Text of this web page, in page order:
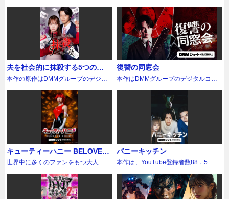
い生き方を見つけていく茉莉子をリ
アルに演じている。 身体の関係から
始まるも、2人の間に流れる空気感に
居心地の良さを感じていく茉莉子。
しかし深く傷つけられた過去の恋愛
経験から前に進むことに臆病になっ
てしまったり、キャリアアップとの
両立に悩んだり…さまざまな経験を
してきたからこそ、あらゆる局面で
か、自分が本当に望んでいるものは
何なのか。35歳のヒロインが見つけ
出した愛の形とは…？
なみ。様々な男女に翻弄される一人
の女性の哀しき転落劇を、ぜひ
「DMM TV」のイッキ見でお楽しみ
ください。
揃って登場。中学校の同級生である
彼らは、「大喧嘩の最中に美輪明宏
を目撃したことで仲直りした幼馴染
おじさんコンビ」でもあるという。
長年連れ添った2人だからこそ醸し出
せる、唯一無二の爆笑の掛け合いは
いうちからグループ内でおじいちゃ
ん扱いされてきたアイドルおじさ
ん」こと中丸雄一（42）。井ノ原の
おじさん化」について独自の持論を
物申す。もう一人のゲストは、「機
材トラブルさえも味方につけるゲー
ム実況界の天才おじさん芸人」こと
狩野英孝（44）。激動の芸能界サバ
イバルから最新のSNS事情にいたる
まで、おじさんの心の叫びを吠えま
くる！ 第4回目のゲストは、スポー
ツ界からレジェンドとして元サッカ
戦。「ブロック塀を蹴って骨折した
事がある」という破天荒なおじさん
エピソードを持つ彼が、離婚後も同
ピンキー・レイナの「大切な人を振
り向かせるピンキー流会話術」とい
う無料講座を受講したことがきっか
けで、レイナ信者の一人となり、今
回のラブスポット巡るカップル限定
バスツアーで博との関係改善を目論
んでいたさつき。バスツアー中、そ
んなさつきのとんでもない秘密も明
らかになり、さらにカオスな状態
に…!? 名バイプレーヤーとして、テ
レビや映画、舞台などで幅広く活躍
中の和田正人と、グラビア界のレジ
ェンドで、タレント、女優としても
注目されている岸明日香が前作から
引き続き、本作でも不倫カップルを
熱演。さらに本作では妻役として、
人気ファッションモデルであり、女
優としても活躍している松井愛莉が
新たに参戦。少し天然な一面がある
も、なんとか夫との関係を改善した
援したくなってしまう。 逃げ場のな
いバスで、愛人と妻に挟まれ、絶体
絶命の博、ピンキー・レイナを引退
自身を見てくれる優しい上司の犬飼
（宮澤佑）に密かに想いを寄せてい
た。ある夜の飲み会で、恋がかなう
という怪しいおもちゃ“恋の魔法チャ
ーム”をもらった渚は帰りのタクシー
で犬飼と話しているうち、間違って
おもちゃのボタンを押してしま
う！ すると次の瞬間、犬飼から突
然のキスと甘い告白を受けて…！
おもちゃのおまじない（!?）にかか
ってしまったせいだと勘違いした渚
はかたくなに犬飼のアプローチを避
けるけれど、犬飼のほうは焦れった
さが限界に達していき、日ごとに甘
く激しい溺愛に変わっていく。 完璧
でクールな上司、犬飼を演じるのは
スーパー戦隊シリーズ『爆上戦隊ブ
ンブンジャー』でブンバイオレット
を演じるなど、ドラマや舞台で活躍
する俳優、宮澤佑。本作がドラマ初
主演となる宮澤は「クールな彼の奥
にある熱や独占欲を意識し、リスペ
クトと覚悟を持って向き合いまし
た。」と話し、抑え込んでいた想い
桃月なしこ。ともに地上波連続ドラ
マ初主演でW主演を務める。 出版社
で働くことを夢見て「フランス出
版」に転職することを決意した大泉
ましろ（桃月なしこ）。配属された
のは、まさかの「官能小説編集
部」。恐る恐る扉を開けてみると、
編集長の玉川丈治(徳井義実)ら編集部
のメンバーが「隣人」を題材にした
新刊のタイトルについて激論を交わ
していた。異様な光景にましろは愕
然とする。会議で飛び交う卑猥なワ
ード…、淫らなイラストへの探
求…、デジタルエロがあふれる時代
に、あえて「活字」でエロを発信す
る意義とは何なのか…？ 戸惑うま
しろだが、一癖も二癖もある上司や
作家たちと関わる中で、官能小説編
集者のやりがいを見出し、エロの世
界のプロフェッショナルへと成長し
ていく──。
ンプラ 相方が親友で時どき恋人」
（原作：河飯じろう）をショートド
ラマ化。友達であり、相方であり、
そして恋人でもある複雑な関係の2人
の感情を繊細に描き、BLコミックフ
ァンからも熱い支持を得ている人気
作だ。 お笑いコンビ・センチュリー
プラント（センプラ）の佑太郎は、
一年前からプライベートでまったく
井との関係に悩んでいた。そんな
中、番組の企画でコンビ愛を確かめ
るための解散ドッキリを仕掛けるこ
とに。カメラが仕掛けてある楽屋で
佑太郎が解散を切り出すと、突然泣
き始める武井。ドッキリ後に佑太郎
が問いただすと、武井は突然「俺は
お前の事好きなんだ」と告白。自分
の気持ちを抑えるため、佑太郎のこ
とが嫌いな自分を演じようともがい
ていたのだった。恋心を知られた以
上、解散するしかないと訴える武井
を佑太郎は寝室に導き、「この部屋
「OVAL SISTEM」をモチーフに、誕
生へと至るまでの軌跡を描いたショ
ートドラマ。2025年4月に楽曲
『SNSって』でデビューを果たした
彼女たちの背景にある葛藤や衝動、
夢へと突き進む原動力を、縦型ショ
ートドラマならではのスピード感と
没入感で映し出す。 小室哲哉は総合
プロデュースおよび楽曲提供に加
あり、本作がショートドラマ初出演
となるリリー・フランキーが名を連
ね、さらにOVAL SISTEM役として安
倍乙、片田陽依、かのうみゆという
フレッシュなキャストが集結。音楽
とドラマが濃密に交錯する物語を力
強く彩る。「DMMショート」を象徴
する大型オリジナル企画が、いま始
動する！
夫を社会的に抹殺する5つの方
法 Re:venge
本作の原作はDMMグループのデジタ
作。現在「DMMブックス」他で配信
しており、縦読み漫画ならではのス
ピーディーでブラックな展開が話題
を集めた三田たたみ氏による同名
作。夫の大輔からDVやモラハラ等を
受けてきた主人公の奥田茜が、謎の
手紙の指示に従い大輔を社会的に制
裁する中で、自他と対峙し人生を見
つめ直す姿を描く。 テレ東では2023
法」を馬場ふみか×野村周平で実写ド
ラマ化。放送開始と共に配信を中心
に話題となり、見逃し配信の再生数
復讐の同窓会
本作はDMMグループのデジタルコミ
讐の同窓会」（原作：大城密 作
画：さいがりゅう）をショートドラ
マ化。原作は現在「DMMブックス」
などで配信しており、復讐相手を苦
しめるためには手段を選ばない冷酷
な主人公のキャラクターや、とこと
ん残虐なその復讐方法が「目が離せ
ない」、「最後の制裁まで見届けた
い」などと好評を得ている人気作
じめを受け続けたカケルを唯一救っ
てくれたのは、優しく微笑む少女エ
マ。しかし、エマはある日突然、自
キューティーハニー BELOVED
ENEMY
世界中に多くのファンをもつ大人気
が、SNS総フォロワー数430万越え
の阿部なつきをハニー役に迎え、シ
ョートドラマで参上！ 大企業の社
バニーキッチン
本作は、YouTube登録者数88．5万
い」がYouTubeにて480万再生を突
破、さらに2026年1月には長編ホラ
ー「とれ！」（KADOKAWA）の公開